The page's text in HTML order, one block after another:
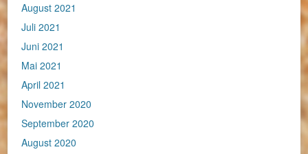
August 2021
Juli 2021
Juni 2021
Mai 2021
April 2021
November 2020
September 2020
August 2020